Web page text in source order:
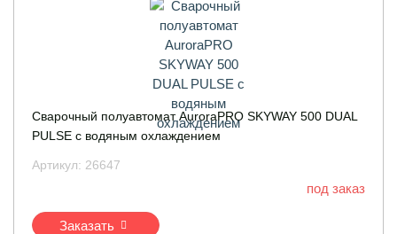
Сварочный полуавтомат AuroraPRO SKYWAY 500 DUAL
PULSE с водяным охлаждением
Артикул: 26647
под заказ
Заказать